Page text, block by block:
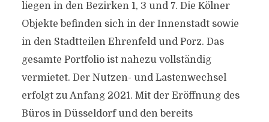
liegen in den Bezirken 1, 3 und 7. Die Kölner
Objekte befinden sich in der Innenstadt sowie
in den Stadtteilen Ehrenfeld und Porz. Das
gesamte Portfolio ist nahezu vollständig
vermietet. Der Nutzen- und Lastenwechsel
erfolgt zu Anfang 2021. Mit der Eröffnung des
Büros in Düsseldorf und den bereits